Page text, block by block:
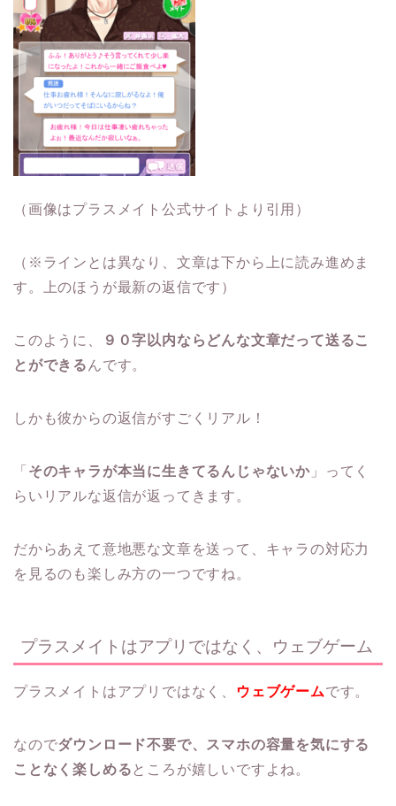
（画像はプラスメイト公式サイトより引用）
（※ラインとは異なり、文章は下から上に読み進めま
す。上のほうが最新の返信です）
このように、
９０字以内ならどんな文章だって送るこ
とができる んです。
しかも彼からの返信がすごくリアル！
「 そのキャラが本当に生きてるんじゃないか 」ってく
らいリアルな返信が返ってきます。
だからあえて意地悪な文章を送って、キャラの対応力
を見るのも楽しみ方の一つですね。
プラスメイトはアプリではなく、ウェブゲーム
プラスメイトはアプリではなく、 ウェブゲームです。
なのでダウンロード不要で、スマホの容量を気にする
ことなく楽しめる ところが嬉しいですよね。